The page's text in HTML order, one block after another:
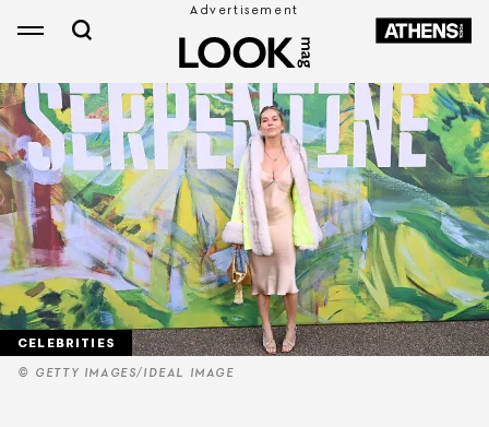
© GETTY IMAGES/IDEAL IMAGE
CELEBRITIES